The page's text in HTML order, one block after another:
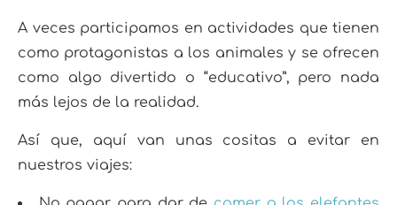
A veces participamos en actividades que tienen
como protagonistas a los animales y se ofrecen
como algo divertido o “educativo”, pero nada
más lejos de la realidad.
Así que, aquí van unas cositas a evitar en
nuestros viajes: